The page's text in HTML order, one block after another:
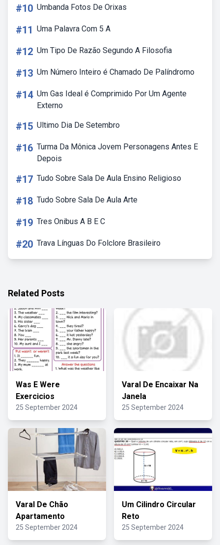
#10 Umbanda Fotos De Orixas
#11 Uma Palavra Com 5 A
#12 Um Tipo De Razão Segundo A Filosofia
#13 Um Número Inteiro é Chamado De Palíndromo
#14 Um Gas Ideal é Comprimido Por Um Agente
Externo
#15 Ultimo Dia De Setembro
#16 Turma Da Mônica Jovem Personagens Antes E
Depois
#17 Tudo Sobre Sala De Aula Ensino Religioso
#18 Tudo Sobre Sala De Aula Arte
#19 Tres Onibus A B E C
#20 Trava Línguas Do Folclore Brasileiro
Related Posts
Was E Were
Exercicios
25 September 2024
Varal De Encaixar Na
Janela
25 September 2024
Varal De Chão
Apartamento
25 September 2024
Um Cilindro Circular
Reto
25 September 2024